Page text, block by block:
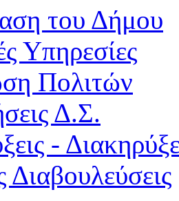
του Δήμου
Υπηρεσίες
Πολιτών
Δ.Σ.
-
Διαβουλεύσεις